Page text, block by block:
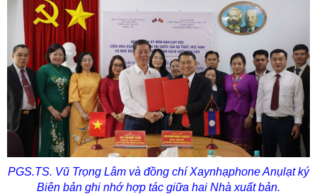
PGS.TS. Vũ Trọng Lâm và đồng chíXaynhạphoneAnụlạtký
Biên bản ghi nhớ hợp tác giữa hai Nhà xuất bản.